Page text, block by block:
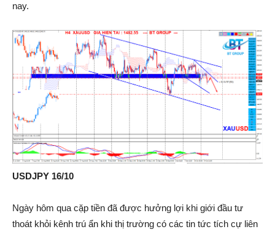
nay.
USDJPY 16/10
Ngày hôm qua cặp tiền đã được hưởng lợi khi giới đầu tư
thoát khỏi kênh trú ẩn khi thị trường có các tin tức tích cự liên